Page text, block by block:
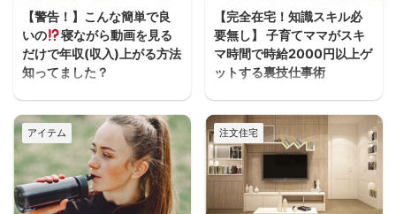
【警告！】こんな簡単で良
いの
寝ながら動画を見る
だけで年収(収入)上がる方法
知ってました？
うわぁぁーーースキマ
ヨハクどした！ まじかー
ーーー！！スキマ ヨハク
何が！ 早く見とけば良か
ったーーー！スキマ ヨハ
クうるさいなぁ。何の
【完全在宅！知識スキル必
要無し】 子育てママがスキ
マ時間で時給2000円以上ゲ
ットする裏技仕事術
ヨハク子育てしながら働
きたいけどフルタイムは
厳しいし、でもお金は必
要だって人が家を建てる
方には多いと思うんだよ
ね。 住宅ローンが始ま
アイテム 注文住宅